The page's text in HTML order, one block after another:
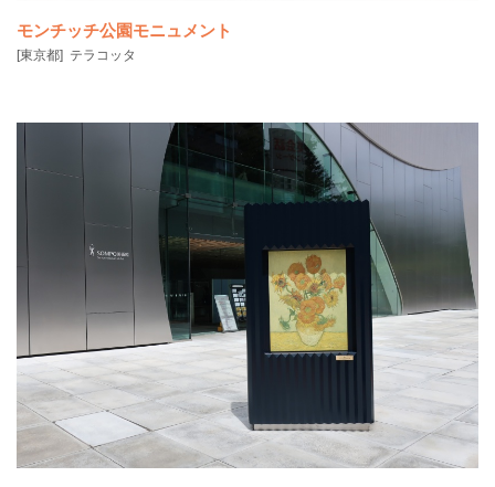
東京都葛飾区にあるモンチッチ公園（条例名称：西新小岩五丁目公
園）は、2016年に
モンチッチ公園モニュメント
[東京都] テラコッタ